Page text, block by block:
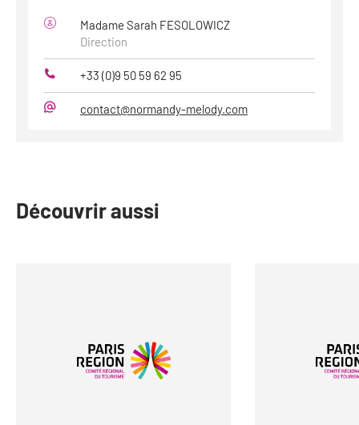
Madame Sarah FESOLOWICZ
Direction
Téléphone
+33 (0)9 50 59 62 95
contact@normandy-melody.com
Découvrir aussi